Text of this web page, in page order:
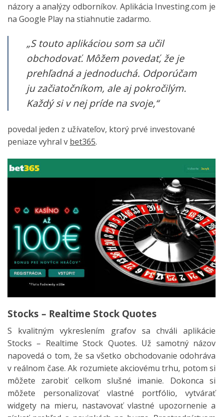
názory a analýzy odborníkov. Aplikácia Investing.com je
na Google Play na stiahnutie zadarmo.
„S touto aplikáciou som sa učil
obchodovať. Môžem povedať, že je
prehľadná a jednoduchá. Odporúčam
ju začiatočníkom, ale aj pokročilým.
Každý si v nej príde na svoje,“
povedal jeden z užívateľov, ktorý prvé investované
peniaze vyhral v bet365.
Stocks – Realtime Stock Quotes
S kvalitným vykreslením grafov sa chváli aplikácie
Stocks – Realtime Stock Quotes. Už samotný názov
napovedá o tom, že sa všetko obchodovanie odohráva
v reálnom čase. Ak rozumiete akciovému trhu, potom si
môžete zarobiť celkom slušné imanie. Dokonca si
môžete personalizovať vlastné portfólio, vytvárať
widgety na mieru, nastavovať vlastné upozornenie a